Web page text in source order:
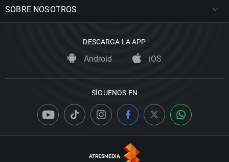
SOBRE NOSOTROS
DESCARGA LA APP
Android iOS
SÍGUENOS EN